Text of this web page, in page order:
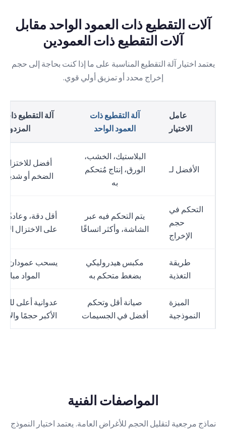
آلات التقطيع ذات العمود الواحد مقابل
آلات التقطيع ذات العمودين
يعتمد اختيار آلة التقطيع المناسبة على ما إذا كنت بحاجة إلى حجم
إخراج محدد أو تمزيق أولي قوي.
عامل
الاختيار
آلة التقطيع ذات
العمود الواحد
آلة التقطيع ذات
المزدوج
الأفضل لـ
البلاستيك، الخشب،
الورق، إنتاج مُتحكم
به
أفضل للاختزال
الضخم أو شديد
التحكم في
حجم
الإخراج
يتم التحكم فيه عبر
الشاشة، وأكثر اتساقًا
أقل دقة، وعادةً
على الاختزال
طريقة
التغذية
مكبس هيدروليكي
بضغط متحكم به
يسحب عمودان
المواد
الميزة
النموذجية
صيانة أقل وتحكم
أفضل في الجسيمات
عدوانية أعلى
الأكبر حجمًا
المواصفات الفنية
نماذج مرجعية لتقليل الحجم للأغراض العامة. يعتمد اختيار النموذج